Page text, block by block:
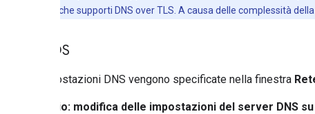
resolver proxy che supporti DNS over TLS. A causa delle complessità
OS
Le impostazioni DNS vengono specificate nella finestra
Esempio: modifica delle impostazioni del server DNS